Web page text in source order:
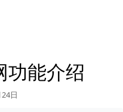
功能介绍
日